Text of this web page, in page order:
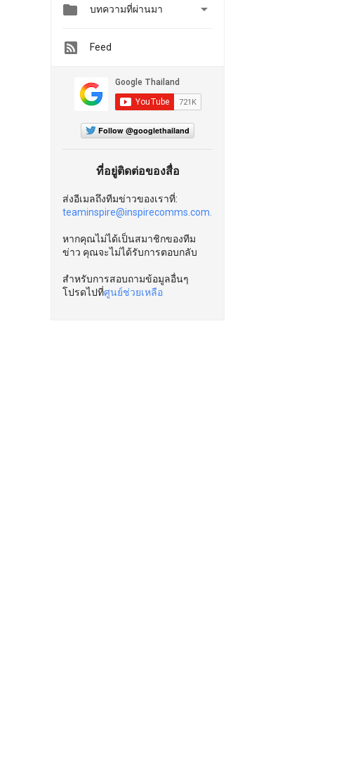
 บทความที่ผ่านมา 
Feed
Follow @googlethailand
ที่อยู่ติดต่อของสื่อ
ส่งอีเมลถึงทีมข่าวของเราที่:
teaminspire@inspirecomms.com.
หากคุณไม่ได้เป็นสมาชิกของทีม
ข่าว คุณจะไม่ได้รับการตอบกลับ
สำหรับการสอบถามข้อมูลอื่นๆ
โปรดไปที่ศูนย์ช่วยเหลือ